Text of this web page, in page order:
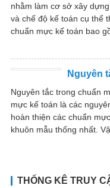
nhằm làm cơ sở xây
và chế độ kế toán cụ thể
chuẩn mực kế toán bao
Nguyên
Nguyên tắc trong chuẩn
mực kế toán là các
hoàn thiện các chuẩn
khuôn mẫu thống nhất.
THỐNG KÊ TRUY